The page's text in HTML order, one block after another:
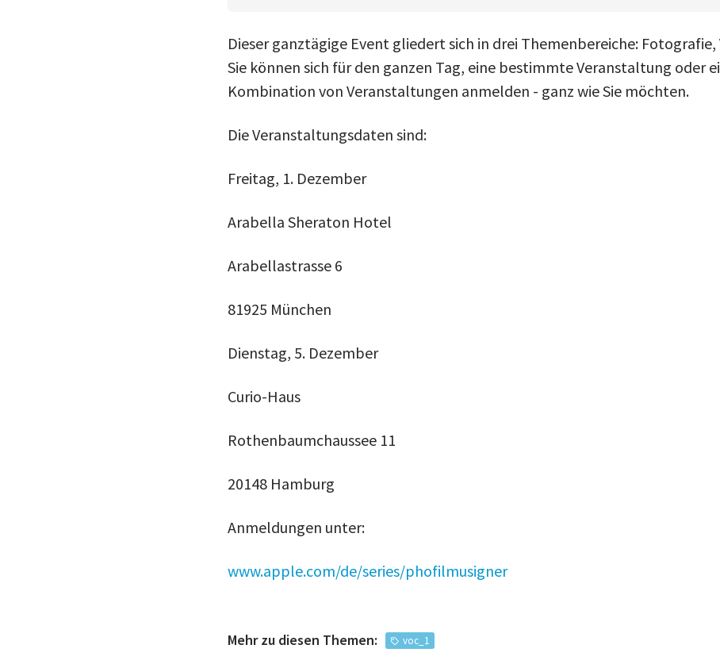
Dieser ganztägige Event gliedert sich in drei Themenbereiche: Fotografie,
Sie können sich für den ganzen Tag, eine bestimmte Veranstaltung oder
Kombination von Veranstaltungen anmelden - ganz wie Sie möchten.
Die Veranstaltungsdaten sind:
Freitag, 1. Dezember
Arabella Sheraton Hotel
Arabellastrasse 6
81925 München
Dienstag, 5. Dezember
Curio-Haus
Rothenbaumchaussee 11
20148 Hamburg
Anmeldungen unter:
www.apple.com/de/series/phofilmusigner
Mehr zu diesen Themen: voc_1